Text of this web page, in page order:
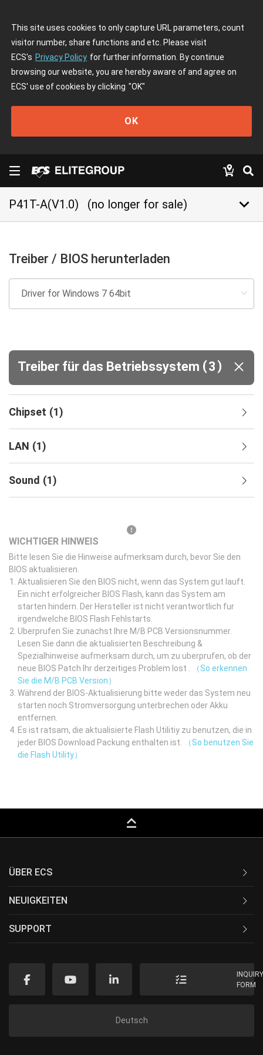
This site uses cookies to only capture URL parameters, count
visitor number, share functions and etc. Please visit
ECS's Privacy Policy for further information. By continue
browsing our website, you are hereby aware of and agree on
ECS' use of cookies by clicking "OK"
OK
P41T-A(V1.0) (no longer for sale) keyboard_arrow_down
Treiber / BIOS herunterladen
Treiber für das Betriebssystem (3 )
Chipset (1)
LAN (1)
Sound (1)
WICHTIGER HINWEIS
Bitte lesen Sie die Hinweise aufmerksam durch, bevor Sie den
BIOS aktualisieren.
Aktualisieren Sie den BIOS nicht, wenn das System gut lauft.
Ein nicht erfolgreicher BIOS Flash, kann das System am
starten hindern. Der Hersteller ist nicht verantwortlich fur
irgendwelche BIOS Flash Fehlstarts.
Uberprufen Sie zunachst Ihre M/B PCB Versionsnummer.
Lesen Sie dann die aktualisierten Beschreibung &
Spezialhinweise aufmerksam durch, um zu uberprufen, ob der
neue BIOS Patch Ihr derzeitiges Problem lost .
（So erkennen
Sie die M/B PCB Version）
Während der BIOS-Aktualisierung bitte weder das System neu
starten noch Stromversorgung unterbrechen oder Akku
entfernen.
Es ist ratsam, die aktualisierte Flash Utilitiy zu benutzen, die in
jeder BIOS Download Packung enthalten ist.
（So benutzen Sie
die Flash Utility）
keyboard_capslock
ÜBER ECS
NEUIGKEITEN
SUPPORT
FORM
Deutsch